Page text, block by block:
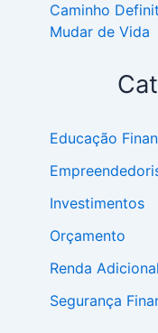
Caminho
Mudar de Vida
Educação
Investimentos
Orçamento
Renda Adicional
Segurança